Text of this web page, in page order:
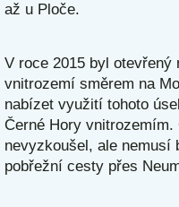
až u Ploče.
V roce 2015 byl
vnitrozemí směrem na
nabízet využití tohoto
Černé Hory
nevyzkoušel, ale nemusí
pobřežní cesty přes